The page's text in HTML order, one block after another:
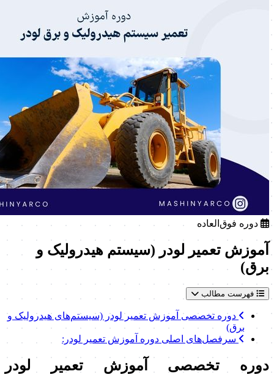
دوره فوق‌العاده
آموزش تعمیر لودر (سیستم هیدرولیک و
برق)
فهرست مطالب
دوره تخصصی آموزش تعمیر لودر (سیستم‌های هیدرولیک و
برق)
سرفصل‌های اصلی دوره آموزش تعمیر لودر:
دوره تخصصی آموزش تعمیر لودر